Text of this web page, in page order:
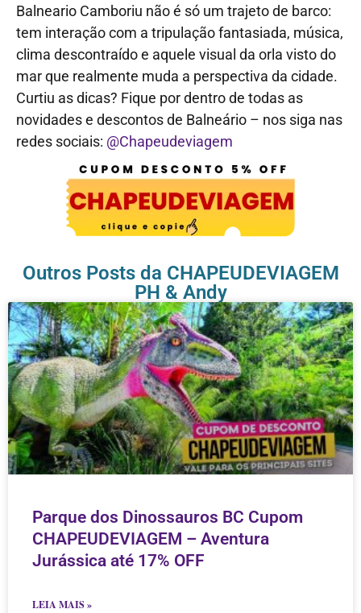
Balneario Camboriu não é só um trajeto de barco:
tem interação com a tripulação fantasiada, música,
clima descontraído e aquele visual da orla visto do
mar que realmente muda a perspectiva da cidade.
Curtiu as dicas? Fique por dentro de todas as
novidades e descontos de Balneário – nos siga nas
redes sociais: @Chapeudeviagem
Outros Posts da CHAPEUDEVIAGEM
PH & Andy
Parque dos Dinossauros BC Cupom
CHAPEUDEVIAGEM – Aventura
Jurássica até 17% OFF
LEIA MAIS »